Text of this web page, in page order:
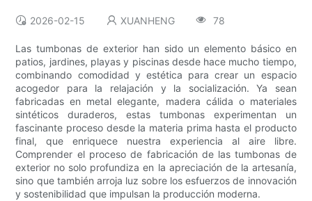
2026-02-15 XUANHENG 78
Las tumbonas de exterior han sido un elemento básico en
patios, jardines, playas y piscinas desde hace mucho tiempo,
combinando comodidad y estética para crear un espacio
acogedor para la relajación y la socialización. Ya sean
fabricadas en metal elegante, madera cálida o materiales
sintéticos duraderos, estas tumbonas experimentan un
fascinante proceso desde la materia prima hasta el producto
final, que enriquece nuestra experiencia al aire libre.
Comprender el proceso de fabricación de las tumbonas de
exterior no solo profundiza en la apreciación de la artesanía,
sino que también arroja luz sobre los esfuerzos de innovación
y sostenibilidad que impulsan la producción moderna.